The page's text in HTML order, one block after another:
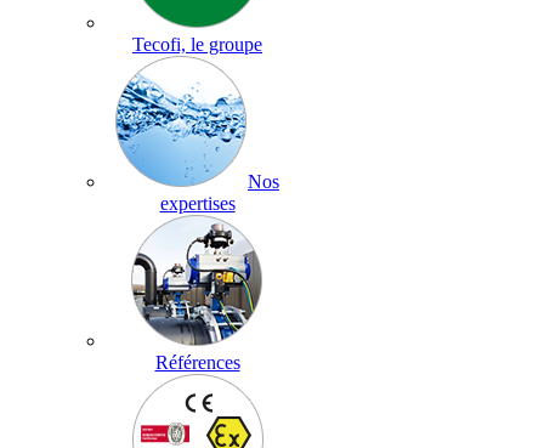
Tecofi, le groupe
Nos
expertises
Références